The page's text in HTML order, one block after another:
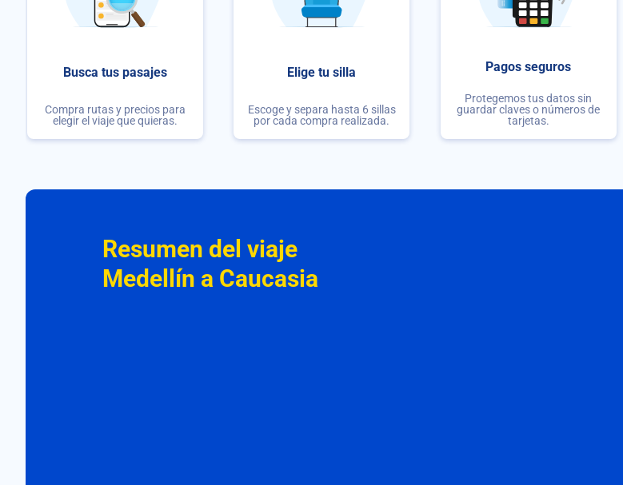
Busca tus pasajes
Compra rutas y precios para
elegir el viaje que quieras.
Elige tu silla
Escoge y separa hasta 6 sillas
por cada compra realizada.
Pagos seguros
Protegemos tus datos sin
guardar claves o números de
tarjetas.
Resumen del viaje
Medellín a Caucasia